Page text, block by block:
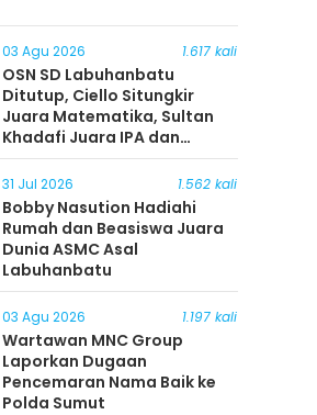
03 Agu 2026 1.617 kali
OSN SD Labuhanbatu
Ditutup, Ciello Situngkir
Juara Matematika, Sultan
Khadafi Juara IPA dan
Timothy Rangkuti Juara IPS
31 Jul 2026 1.562 kali
Bobby Nasution Hadiahi
Rumah dan Beasiswa Juara
Dunia ASMC Asal
Labuhanbatu
03 Agu 2026 1.197 kali
Wartawan MNC Group
Laporkan Dugaan
Pencemaran Nama Baik ke
Polda Sumut